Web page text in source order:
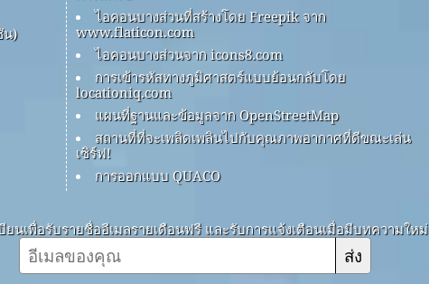
น)
ไอคอนบางส่วนที่สร้างโดย Freepik จาก
www.flaticon.com
ไอคอนบางส่วนจาก icons8.com
การเข้ารหัสทางภูมิศาสตร์แบบย้อนกลับโดย
locationiq.com
แผนที่ฐานและข้อมูลจาก OpenStreetMap
สถานที่ที่จะเพลิดเพลินไปกับคุณภาพอากาศที่ดีขณะเล่น
เซิร์ฟ!
การออกแบบ QUACO
ยนเพื่อรับรายชื่ออีเมลรายเดือนฟรี และรับการแจ้งเตือนเมื่อมีบทความใหม่
ส่ง